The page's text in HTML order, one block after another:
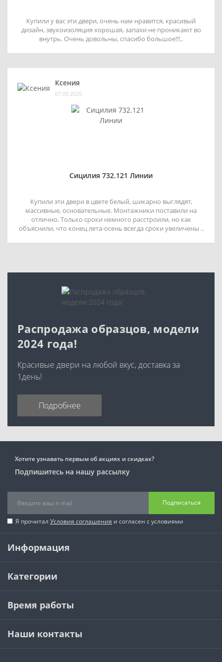
Купили у вас эти двери, очень нам нравится, красивый
дизайн, звукоизоляция хорошая, запахи не проникают во
внутрь. Очень довольны, спасибо большое!!!..
Ксения
07.09.2020
Сицилия 732.121 Линии
Купили эти двери в цвете белый, шикарно выглядят,
массивные, основательные. Монтажники поставили на
отлично. Только сроки немного расстроили, но как
объяснили, что конец лета-осень всегда сроки увеличены ..
Распродажа образцов, модели
2024 года!
Красивые двери на любой вкус, доставка за
1день!
Подробнее
Хотите узнавать первым об акциях и скидках?
Подпишитесь на нашу рассылку
Подписаться
Я прочитал Условия соглашения и согласен с условиями
Информация
Категории
Время работы
Наши контакты